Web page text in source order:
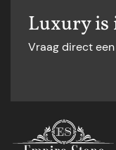
Luxury is
Vraag direct